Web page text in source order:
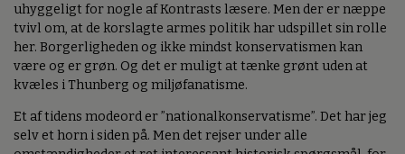
uhyggeligt for nogle af Kontrasts læsere. Men der er næppe
tvivl om, at de korslagte armes politik har udspillet sin rolle
her. Borgerligheden og ikke mindst konservatismen kan
være og er grøn. Og det er muligt at tænke grønt uden at
kvæles i Thunberg og miljøfanatisme.
Et af tidens modeord er ”nationalkonservatisme”. Det har jeg
selv et horn i siden på. Men det rejser under alle